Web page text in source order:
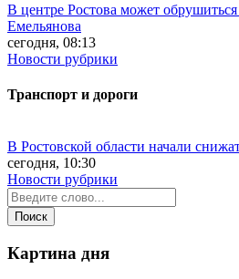
В центре Ростова может
Емельянова
сегодня, 08:13
Новости рубрики
Транспорт и дороги
В Ростовской области начали
сегодня, 10:30
Новости рубрики
Картина дня